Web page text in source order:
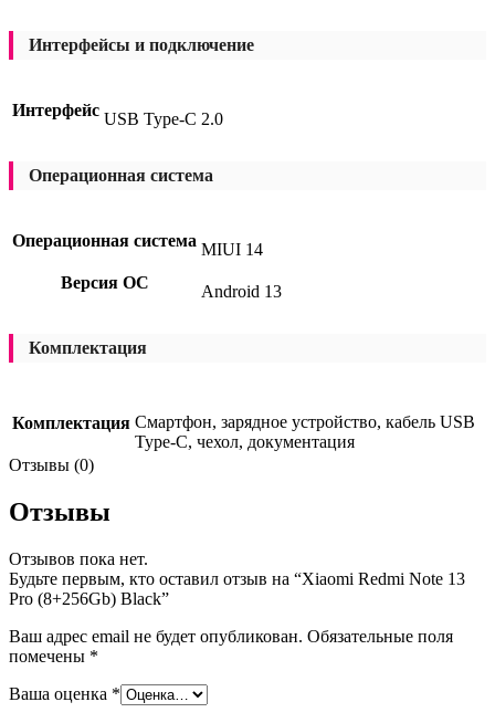
Интерфейсы и подключение
Интерфейс USB Type-C 2.0
Операционная система
Операционная система MIUI 14
Версия ОС
Android 13
Комплектация
Комплектация Смартфон, зарядное устройство, кабель USB
Type-C, чехол, документация
Отзывы (0)
Отзывы
Отзывов пока нет.
Будьте первым, кто оставил отзыв на “Xiaomi Redmi Note 13
Pro (8+256Gb) Black”
Ваш адрес email не будет опубликован. Обязательные поля
помечены *
Ваша оценка *